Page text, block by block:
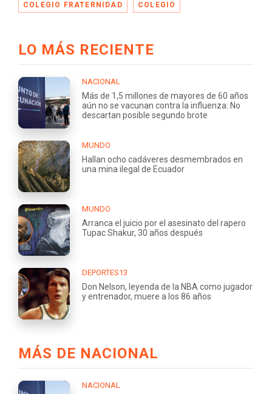
COLEGIO FRATERNIDAD COLEGIO
LO MÁS RECIENTE
NACIONAL
Más de 1,5 millones de mayores de 60 años
aún no se vacunan contra la influenza: No
descartan posible segundo brote
MUNDO
Hallan ocho cadáveres desmembrados en
una mina ilegal de Ecuador
MUNDO
Arranca el juicio por el asesinato del rapero
Tupac Shakur, 30 años después
DEPORTES13
Don Nelson, leyenda de la NBA como jugador
y entrenador, muere a los 86 años
MÁS DE NACIONAL
NACIONAL